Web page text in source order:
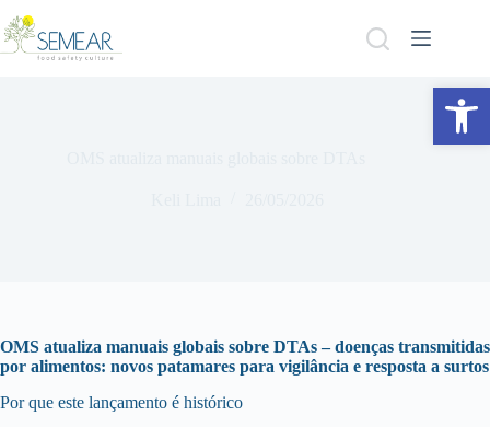
Abrir a barra de ferramentas
OMS atualiza manuais globais sobre DTAs – doenças transmitidas
por alimentos: novos patamares para vigilância e resposta a surtos
Por que este lançamento é histórico